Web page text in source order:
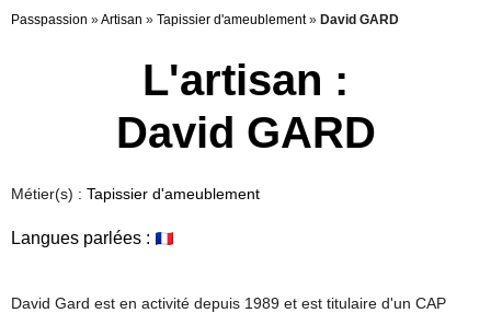
Passpassion »Artisan » Tapissier d'ameublement» David GARD
L'artisan :
David GARD
Métier(s) : Tapissier d'ameublement
Langues parlées :
David Gard est en activité depuis 1989 et est titulaire d'un CAP